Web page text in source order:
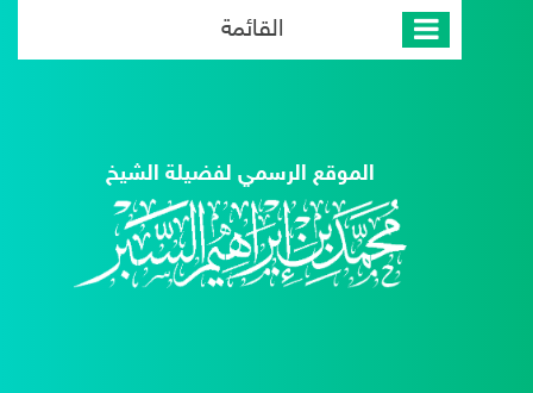
القائمة
الموقع الرسمي لفضيلة الشيخ